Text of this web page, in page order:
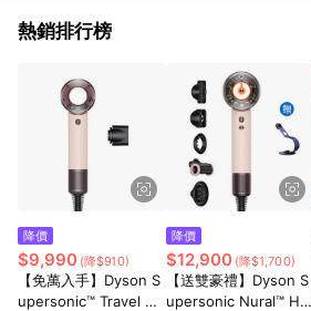
熱銷排行榜
降價
$9,990 (降$910)
【免萬入手】Dyson S
upersonic™ Travel HD
降價
$12,900 (降$1,700)
【送雙豪禮】Dyson S
upersonic Nural™ HD